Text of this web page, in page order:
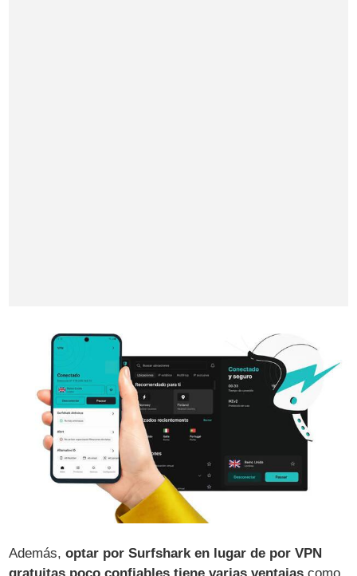
Además,optar por Surfshark en lugar de por VPN